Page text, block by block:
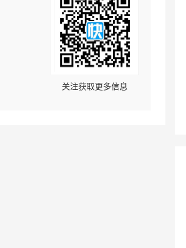
关注获取更多信息